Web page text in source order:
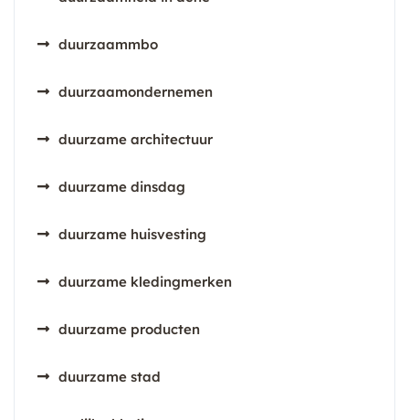
duurzaammbo
duurzaamondernemen
duurzame architectuur
duurzame dinsdag
duurzame huisvesting
duurzame kledingmerken
duurzame producten
duurzame stad